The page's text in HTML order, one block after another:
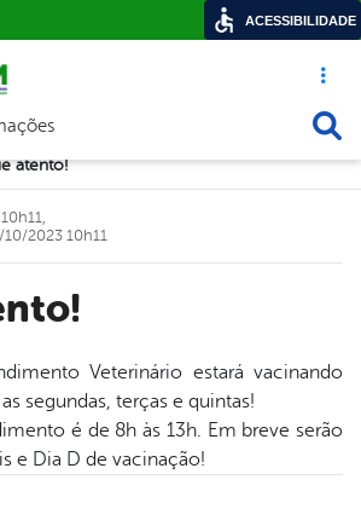
Acesso
de navegação
atento!
2023 10h11
Veterinário estará vacinando
segundas, terças e quintas!
é de 8h às 13h. Em breve serão
e Dia D de vacinação!
ACESSIBILIDADE